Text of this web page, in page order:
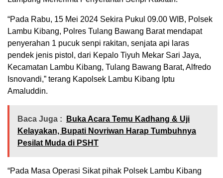
“Pada Rabu, 15 Mei 2024 Sekira Pukul 09.00 WIB, Polsek
Lambu Kibang, Polres Tulang Bawang Barat mendapat
penyerahan 1 pucuk senpi rakitan, senjata api laras
pendek jenis pistol, dari Kepalo Tiyuh Mekar Sari Jaya,
Kecamatan Lambu Kibang, Tulang Bawang Barat, Alfredo
Isnovandi,” terang Kapolsek Lambu Kibang Iptu
Amaluddin.
Baca Juga :
Buka Acara Temu Kadhang & Uji
Kelayakan, Bupati Novriwan Harap Tumbuhnya
Pesilat Muda di PSHT
“Pada Masa Operasi Sikat pihak Polsek Lambu Kibang